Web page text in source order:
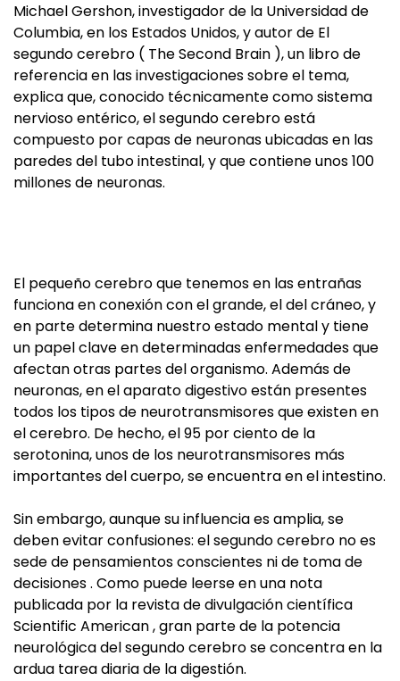
Michael Gershon, investigador de la Universidad de
Columbia, en los Estados Unidos, y autor de El
segundo cerebro ( The Second Brain ), un libro de
referencia en las investigaciones sobre el tema,
explica que, conocido técnicamente como sistema
nervioso entérico, el segundo cerebro está
compuesto por capas de neuronas ubicadas en las
paredes del tubo intestinal, y que contiene unos 100
millones de neuronas.
El pequeño cerebro que tenemos en las entrañas
funciona en conexión con el grande, el del cráneo, y
en parte determina nuestro estado mental y tiene
un papel clave en determinadas enfermedades que
afectan otras partes del organismo. Además de
neuronas, en el aparato digestivo están presentes
todos los tipos de neurotransmisores que existen en
el cerebro. De hecho, el 95 por ciento de la
serotonina, unos de los neurotransmisores más
importantes del cuerpo, se encuentra en el intestino.
Sin embargo, aunque su influencia es amplia, se
deben evitar confusiones: el segundo cerebro no es
sede de pensamientos conscientes ni de toma de
decisiones . Como puede leerse en una nota
publicada por la revista de divulgación científica
Scientific American , gran parte de la potencia
neurológica del segundo cerebro se concentra en la
ardua tarea diaria de la digestión.